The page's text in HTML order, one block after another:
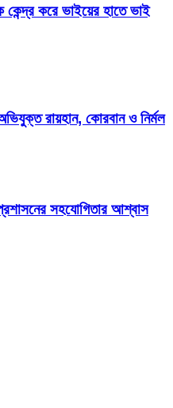
কেন্দ্র করে ভাইয়ের হাতে ভাই
রায়হান, কোরবান ও নির্মল
সহযোগিতার আশ্বাস